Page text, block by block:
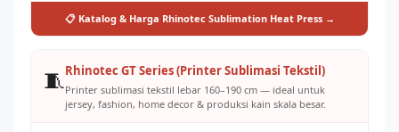
📋 Katalog & Harga Rhinotec Sublimation Heat Press →
🧵Rhinotec GT Series (Printer Sublimasi Tekstil)
Printer sublimasi tekstil lebar 160–190 cm — ideal untuk
jersey, fashion, home decor & produksi kain skala besar.